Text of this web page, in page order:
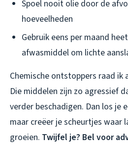
Spoel nooit olie door de
hoeveelheden
Gebruik eens per maand
afwasmiddel om lichte
Chemische ontstoppers raad ik
Die middelen zijn zo agressief
verder beschadigen. Dan los je
maar creëer je scheurtjes
groeien. Twijfel je? Bel voor